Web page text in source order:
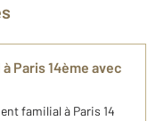
Paris 14​ème avec
familial à Paris 14​